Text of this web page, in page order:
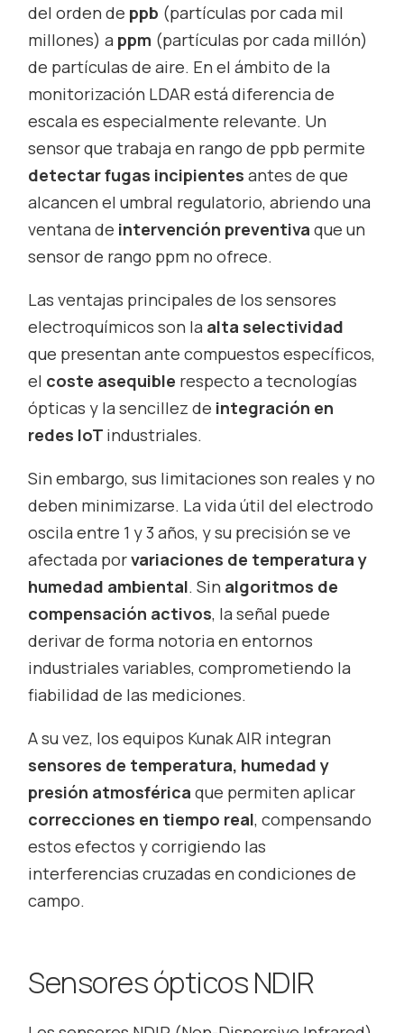
del orden de ppb (partículas por cada mil
millones) a ppm (partículas por cada millón)
de partículas de aire. En el ámbito de la
monitorización LDAR está diferencia de
escala es especialmente relevante. Un
sensor que trabaja en rango de ppb permite
detectar fugas incipientes antes de que
alcancen el umbral regulatorio, abriendo una
ventana de intervención preventivaque un
sensor de rango ppm no ofrece.
Las ventajas principales de los sensores
electroquímicos son la alta selectividad
que presentan ante compuestos específicos,
el coste asequible respecto a tecnologías
ópticas y la sencillez de integración en
redes IoT industriales.
Sin embargo, sus limitaciones son reales y no
deben minimizarse. La vida útil del electrodo
oscila entre 1 y 3 años, y su precisión se ve
afectada porvariaciones de temperatura y
humedad ambiental. Sin algoritmos de
compensación activos, la señal puede
derivar de forma notoria en entornos
industriales variables, comprometiendo la
fiabilidad de las mediciones.
A su vez, los equipos Kunak AIR integran
sensores de temperatura, humedad y
presión atmosféricaque permiten aplicar
correcciones en tiempo real, compensando
estos efectos y corrigiendo las
interferencias cruzadas en condiciones de
campo.
Sensores ópticos NDIR